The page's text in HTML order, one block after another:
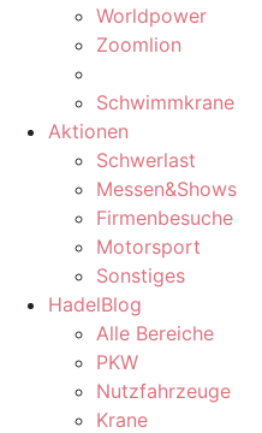
Worldpower
Zoomlion
Schwimmkrane
Aktionen
Schwerlast
Messen&Shows
Firmenbesuche
Motorsport
Sonstiges
HadelBlog
Alle Bereiche
PKW
Nutzfahrzeuge
Krane